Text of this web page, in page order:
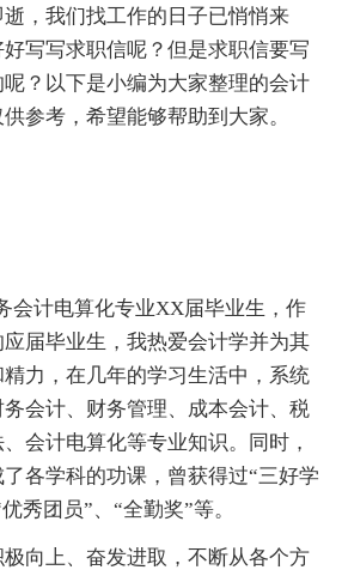
，我们找工作的日子已悄悄来
写写求职信呢？但是求职信要写
？以下是小编为大家整理的会计
参考，希望能够帮助到大家。
会计电算化专业XX届毕业生，作
届毕业生，我热爱会计学并为其
力，在几年的学习生活中，系统
会计、财务管理、成本会计、税
会计电算化等专业知识。同时，
各学科的功课，曾获得过“三好学
秀团员”、“全勤奖”等。
向上、奋发进取，不断从各个方